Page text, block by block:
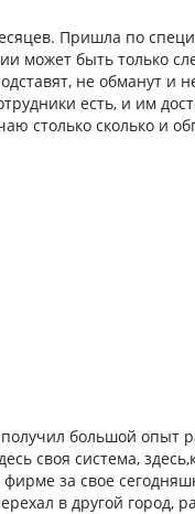
Пришла по
может быть только
не обманут и
есть, и им
столько сколько и
большой опыт
своя система,
фирме за свое
в другой город,